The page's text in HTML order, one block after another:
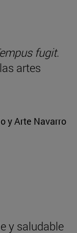
fugit.
artes
y Arte Navarro
y saludable